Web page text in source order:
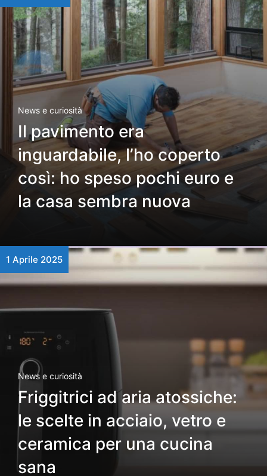
News e curiosità
Il pavimento era
inguardabile, l’ho coperto
così: ho speso pochi euro e
la casa sembra nuova
1 Aprile 2025
News e curiosità
Friggitrici ad aria atossiche:
le scelte in acciaio, vetro e
ceramica per una cucina
sana